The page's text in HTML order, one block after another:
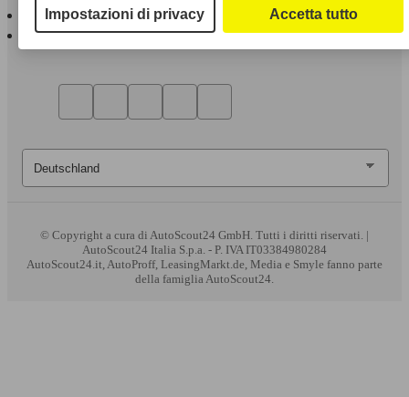
AutoScout24 per iOS
AutoScout24 per Android
© Copyright a cura di AutoScout24 GmbH. Tutti i diritti riservati. |
AutoScout24 Italia S.p.a. - P. IVA IT03384980284
AutoScout24.it, AutoProff, LeasingMarkt.de, Media e Smyle fanno parte
della famiglia AutoScout24.
Impostazioni di privacy Accetta tutto